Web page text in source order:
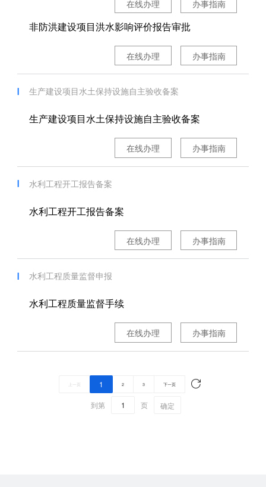
办事指南
在线办理
非防洪建设项目洪水影响评价报告审批
办事指南
在线办理
生产建设项目水土保持设施自主验收备案
生产建设项目水土保持设施自主验收备案
办事指南
在线办理
水利工程开工报告备案
水利工程开工报告备案
办事指南
在线办理
水利工程质量监督申报
水利工程质量监督手续
办事指南
在线办理
上一页 1 2 3 下一页
到第 页 确定